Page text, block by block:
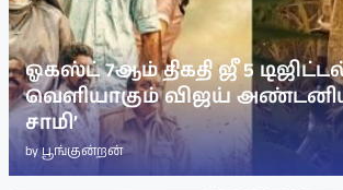
ஓகஸ்ட் 7ஆம் திகதி ஜீ 5
வெளியாகும் விஜய்
சாமி’
byபூங்குன்றன்